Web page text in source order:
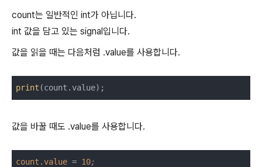
count는 일반적인 int가 아닙니다.
int 값을 담고 있는 signal입니다.
값을 읽을 때는 다음처럼 .value를 사용합니다.
print
값을 바꿀 때도 .value를 사용합니다.
count.value = 10;